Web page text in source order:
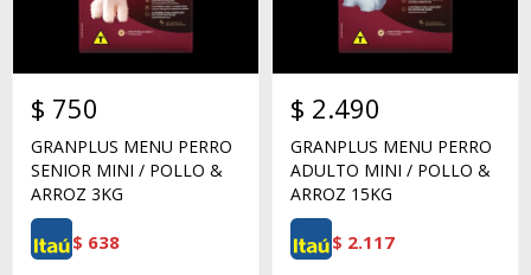
$ 750
GRANPLUS MENU PERRO
SENIOR MINI / POLLO &
ARROZ 3KG
$ 638
$ 2.490
GRANPLUS MENU PERRO
ADULTO MINI / POLLO &
ARROZ 15KG
$ 2.117